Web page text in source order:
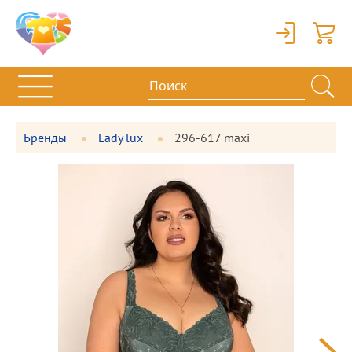
Вход
Бренды Lady lux 296-617 maxi
Фотографии
товара
Большая